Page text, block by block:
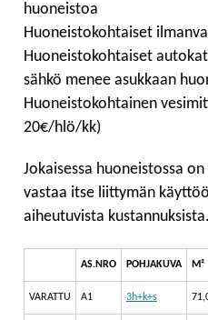
huoneistoa
Huoneistokohtaiset
Huoneistokohtaiset
sähkö menee asukkaan
Huoneistokohtainen
20€/hlö/kk)
Jokaisessa huoneistossa
vastaa itse liittymän
aiheutuvista kustannuksista.
AS.NRO POHJAKUVA M²
VARATTU A1 3h+k+s